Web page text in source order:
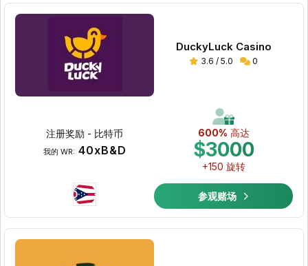
DuckyLuck Casino
3.6 / 5.0 0
600% 高达
$3000
+150 旋转
注册奖励 - 比特币
我的 WR: 40xB&D
参观赌场